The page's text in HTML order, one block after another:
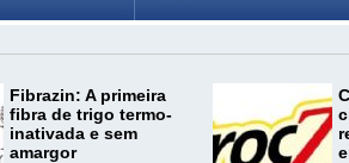
Fibrazin: A primeira
fibra de trigo termo-
inativada e sem
amargor